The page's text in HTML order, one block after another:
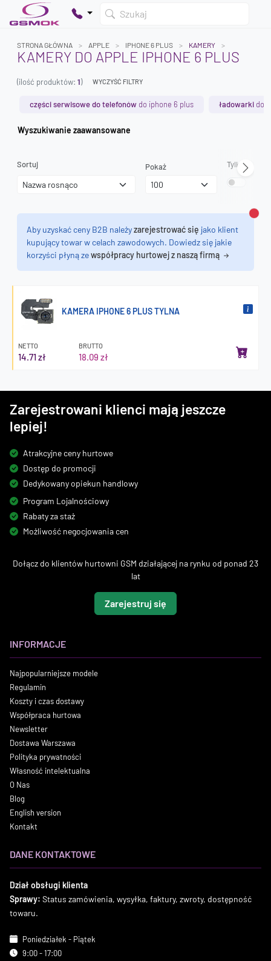
Szukaj
Twój koszyk jest pusty
STRONA GŁÓWNA APPLE IPHONE 6 PLUS KAMERY
KAMERY DO APPLE IPHONE 6 PLUS
(ilość produktów: 1) WYCZYŚĆ FILTRY
części serwisowe do telefonów do iphone 6 plus ładowarki do
Wyszukiwanie zaawansowane
Sortuj Pokaż Tylko
Aby uzyskać ceny B2B należyzarejestrować się jako klient
kupujący towar w celach zawodowych. Dowiedz się jakie
korzyści płyną zewspółpracy hurtowej z naszą firmą
KAMERA IPHONE 6 PLUS TYLNA
NETTO
14.71 zł
BRUTTO
18.09 zł
Zarejestrowani klienci mają jeszcze
lepiej!
Atrakcyjne ceny hurtowe
Dostęp do promocji
Dedykowany opiekun handlowy
Program Lojalnościowy
Rabaty za staż
Możliwość negocjowania cen
Dołącz do klientów hurtowni GSM działającej na rynku od ponad 23
lat
Zarejestruj się
INFORMACJE
Najpopularniejsze modele
Regulamin
Koszty i czas dostawy
Współpraca hurtowa
Newsletter
Dostawa Warszawa
Polityka prywatności
Własność intelektualna
O Nas
Blog
English version
Kontakt
DANE KONTAKTOWE
Dział obsługi klienta
Sprawy: Status zamówienia, wysyłka, faktury, zwroty, dostępność
towaru.
Poniedziałek - Piątek
9:00 - 17:00